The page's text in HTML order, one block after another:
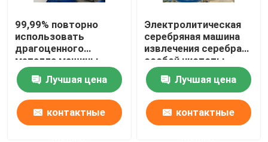
99,99% повторно
использовать
драгоценного
металла машины
электролиза серебра
особой чистоты
Лучшая цена
контактные
Электролитическая
серебряная машина
извлечения серебра
особой чистоты
системы 99,99%
спасенияЛучшая цена
контактные